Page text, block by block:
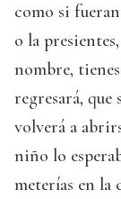
como si
o la
nombre,
regresará, que
volverá a
niño lo
meterías en la